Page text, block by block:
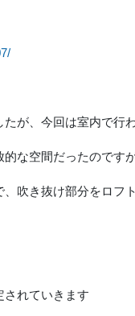
が、今回は室内で行
的な空間だったのです
吹き抜け部分をロフ
されていきます